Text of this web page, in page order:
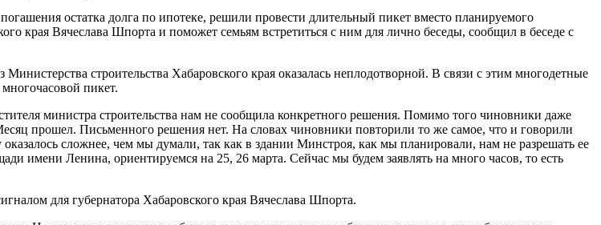
остатка долга по ипотеке, решили провести длительный пикет вместо планируемого
края Вячеслава Шпорта и поможет семьям встретиться с ним для лично беседы, сообщил в беседе с
строительства Хабаровского края оказалась неплодотворной. В связи с этим многодетные
пикет.
министра строительства нам не сообщила конкретного решения. Помимо того чиновники даже
прошел. Письменного решения нет. На словах чиновники повторили то же самое, что и говорили
сложнее, чем мы думали, так как в здании Минстроя, как мы планировали, нам не разрешать ее
имени Ленина, ориентируемся на 25, 26 марта. Сейчас мы будем заявлять на много часов, то есть
для губернатора Хабаровского края Вячеслава Шпорта.